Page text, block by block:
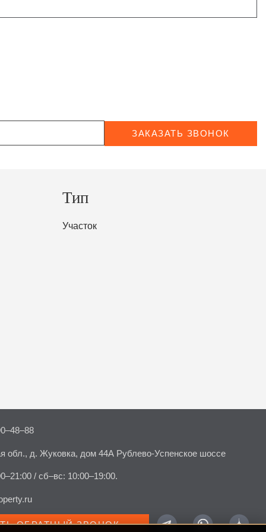
ЗАКАЗАТЬ ЗВОНОК
Тип
Участок
обл., д. Жуковка, дом 44А Рублево-Успенское шоссе
/ сб–вс: 10:00–19:00.
ОБРАТНЫЙ ЗВОНОК